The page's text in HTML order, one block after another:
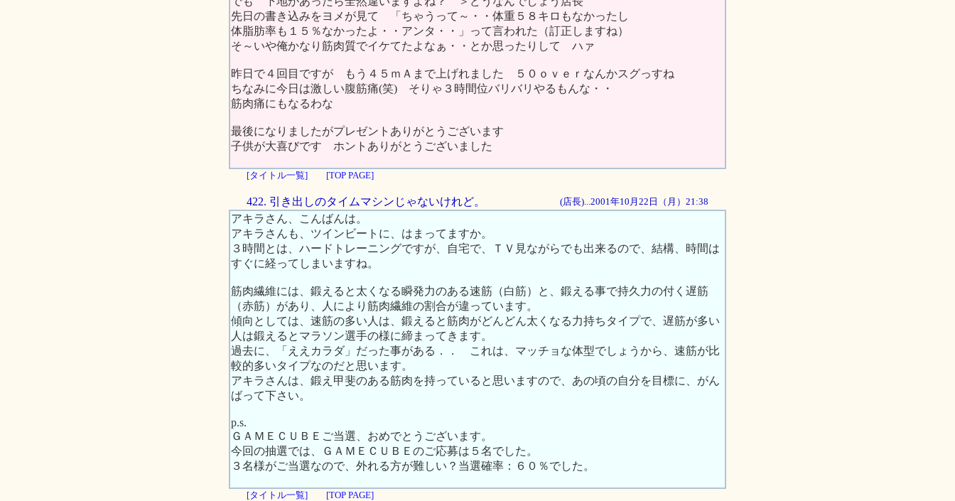
先日の書き込みをヨメが見て 「ちゃうって～・・体重５８キロもなかったし
体脂肪率も１５％なかったよ・・アンタ・・」って言われた（訂正しますね）
そ～いや俺かなり筋肉質でイケてたよなぁ・・とか思ったりして ハァ
昨日で４回目ですが もう４５ｍＡまで上げれました ５０ｏｖｅｒなんかスグっすね
ちなみに今日は激しい腹筋痛(笑) そりゃ３時間位バリバリやるもんな・・
筋肉痛にもなるわな
最後になりましたがプレゼントありがとうございます
子供が大喜びです ホントありがとうございました
[タイトル一覧] [TOP PAGE]
422. 引き出しのタイムマシンじゃないけれど。 (店長)...2001年10月22日（月）21:38
アキラさん、こんばんは。
アキラさんも、ツインビートに、はまってますか。
３時間とは、ハードトレーニングですが、自宅で、ＴＶ見ながらでも出来るので、結構、時間は
すぐに経ってしまいますね。
筋肉繊維には、鍛えると太くなる瞬発力のある速筋（白筋）と、鍛える事で持久力の付く遅筋
（赤筋）があり、人により筋肉繊維の割合が違っています。
傾向としては、速筋の多い人は、鍛えると筋肉がどんどん太くなる力持ちタイプで、遅筋が多い
人は鍛えるとマラソン選手の様に締まってきます。
過去に、「ええカラダ」だった事がある．． これは、マッチョな体型でしょうから、速筋が比
較的多いタイプなのだと思います。
アキラさんは、鍛え甲斐のある筋肉を持っていると思いますので、あの頃の自分を目標に、がん
ばって下さい。
p.s.
ＧＡＭＥＣＵＢＥご当選、おめでとうございます。
今回の抽選では、ＧＡＭＥＣＵＢＥのご応募は５名でした。
３名様がご当選なので、外れる方が難しい？当選確率：６０％でした。
[タイトル一覧] [TOP PAGE]